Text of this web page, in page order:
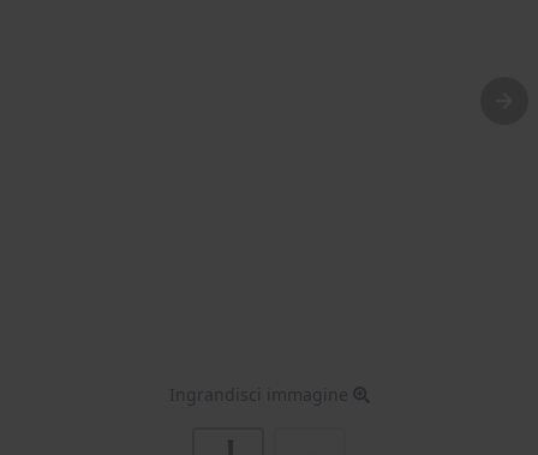
Ingrandisci immagine